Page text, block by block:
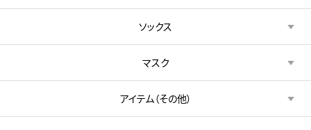
ソックス
マスク
アイテム（その他）